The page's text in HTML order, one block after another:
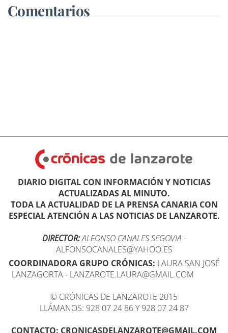
Comentarios
DIARIO DIGITAL CON INFORMACIÓN Y NOTICIAS
ACTUALIZADAS AL MINUTO.
TODA LA ACTUALIDAD DE LA PRENSA CANARIA CON
ESPECIAL ATENCIÓN A LAS NOTICIAS DE LANZAROTE.
DIRECTOR:ALFONSO CANALES SEGOVIA -
ALFONSOCANALES@YAHOO.ES
COORDINADORA GRUPO CRÓNICAS: LAURA SAN JOSÉ
LANZAGORTA - LANZAROTE.LAURA@GMAIL.COM
© CRÓNICAS DE LANZAROTE 2015
LLÁMANOS: 928 07 24 86 Y 928 07 24 87
CONTACTO: CRONICASDELANZAROTE@GMAIL.COM